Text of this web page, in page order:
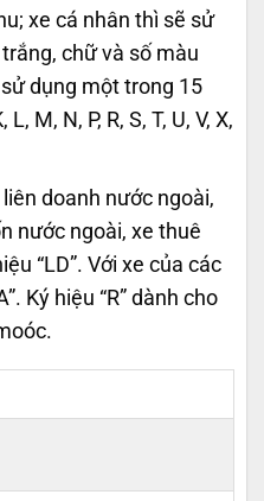
xe cá nhân thì sẽ sử
chữ và số màu
dụng một trong 15
M, N, P, R, S, T, U, V, X,
doanh nước ngoài,
nước ngoài, xe thuê
“LD”. Với xe của các
Ký hiệu “R” dành cho